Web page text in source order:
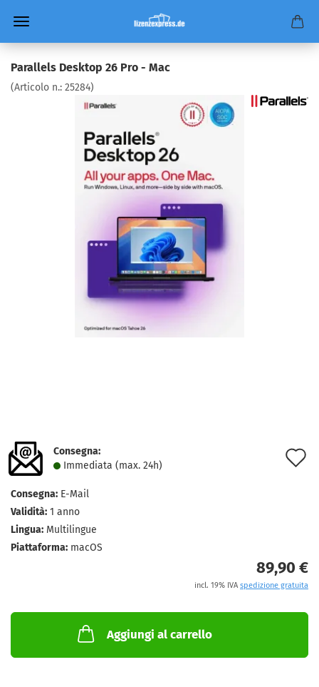
Parallels Desktop 26 Pro - Mac
(Articolo n.: 25284)
Consegna:
Immediata (max. 24h)
Consegna: E-Mail
Validità: 1 anno
Lingua: Multilingue
Piattaforma: macOS
89,90 €
incl. 19% IVA spedizione gratuita
Aggiungi al carrello